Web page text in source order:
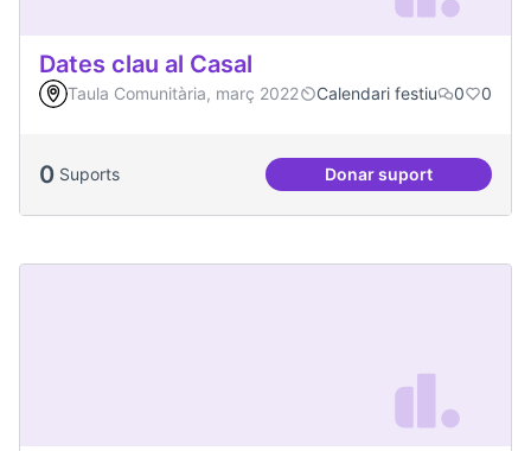
Dates clau al Casal
Taula Comunitària, març 2022 Calendari festiu 0 0
0 Suports Donar suportDates clau al Casal